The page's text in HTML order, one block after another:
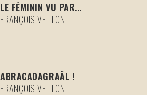
LE FÉMININ VU PAR...
FRANÇOIS VEILLON
ABRACADAGRAÂL !
FRANÇOIS VEILLON